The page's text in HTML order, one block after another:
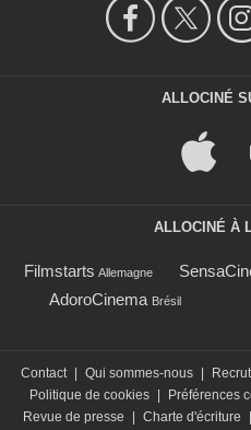
ALLOCINÉ
ALLOCINÉ À
Filmstarts Allemagne
AdoroCinema Brésil
Contact | Qui sommes-nous |
Politique de cookies | Préférences
Revue de presse
| Charte d'écriture |